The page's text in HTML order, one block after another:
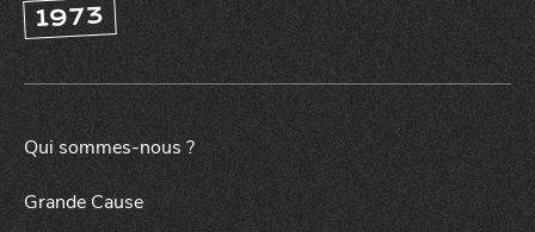
1973
Qui sommes-nous ?
Grande Cause